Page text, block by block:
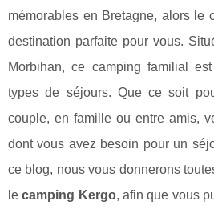
mémorables en Bretagne, alors le
destination parfaite pour vous.
Morbihan, ce camping familial
types de séjours. Que ce soit
couple, en famille ou entre amis,
dont vous avez besoin pour un
ce blog, nous vous donnerons
lecamping Kergo, afin que vous